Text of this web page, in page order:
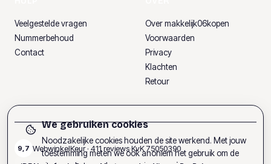
Veelgestelde vragen
Nummerbehoud
Contact
Over makkelijk06kopen
Voorwaarden
Privacy
Klachten
Retour
9,7 WebwinkelKeur · 411reviews·KvK75050390
We gebruiken cookies
Noodzakelijke cookies houden de site werkend. Met jouw
toestemming meten we ook anoniem het gebruik om de